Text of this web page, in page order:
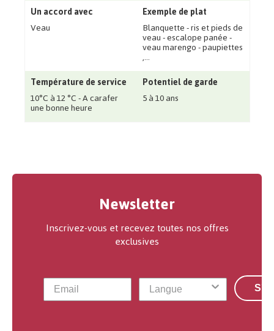
Un accord avec
Veau
Exemple de plat
Blanquette - ris et pieds de
veau - escalope panée -
veau marengo - paupiettes
‚...
Température de service
10°C à 12 °C - A carafer
une bonne heure
Potentiel de garde
5 à 10 ans
Newsletter
Inscrivez-vous et recevez toutes nos offres
exclusives